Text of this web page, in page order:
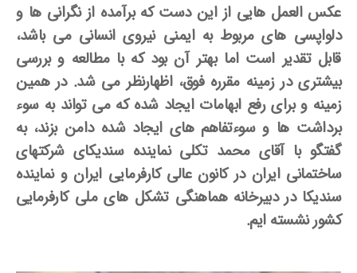
عکس ­العمل ­هایی از این دست که برآمده از نگرانی­ ها و
دلواپسی ­های مربوط به ایمنی نیروی انسانی می ­باشد،
قابل تقدیر است اما بهتر آن بود که با مطالعه و بررسی
بیشتری در زمینه مقرره فوق، اظهارنظر می­ شد. در همین
زمینه و برای رفع ابهامات ایجاد شده که می ­تواند به سوء
برداشت ها و سوءتفاهم­ های ایجاد شده دامن بزند، به
گفتگو با آقای محمد تکلی نماینده سندیکای شرکتهای
ساختمانی ایران در کانون عالی کارفرمایی ایران و نماینده
سندیکا در دبیرخانه هماهنگی تشکل­ های ملی کارفرمایی
کشور نشسته­ ایم.